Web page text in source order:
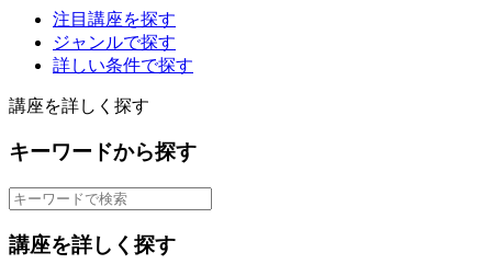
注目講座を探す
ジャンルで探す
詳しい条件で探す
講座を詳しく探す
キーワードから探す
講座を詳しく探す